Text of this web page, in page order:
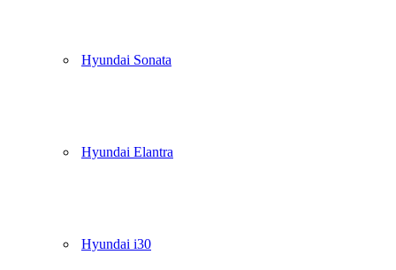
Hyundai Sonata
Hyundai Elantra
Hyundai i30